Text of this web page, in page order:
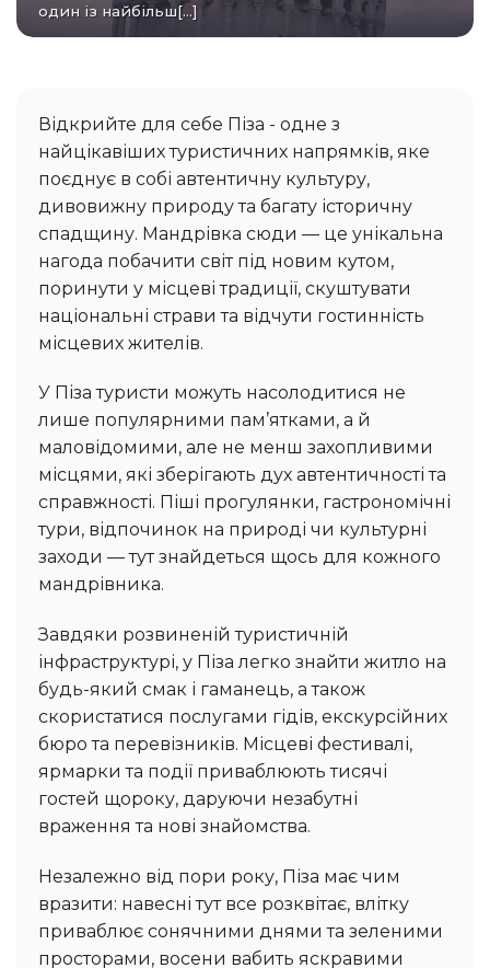
один із найбільш[...]
Відкрийте для себе Піза - одне з
найцікавіших туристичних напрямків, яке
поєднує в собі автентичну культуру,
дивовижну природу та багату історичну
спадщину. Мандрівка сюди — це унікальна
нагода побачити світ під новим кутом,
поринути у місцеві традиції, скуштувати
національні страви та відчути гостинність
місцевих жителів.
У Піза туристи можуть насолодитися не
лише популярними пам’ятками, а й
маловідомими, але не менш захопливими
місцями, які зберігають дух автентичності та
справжності. Піші прогулянки, гастрономічні
тури, відпочинок на природі чи культурні
заходи — тут знайдеться щось для кожного
мандрівника.
Завдяки розвиненій туристичній
інфраструктурі, у Піза легко знайти житло на
будь-який смак і гаманець, а також
скористатися послугами гідів, екскурсійних
бюро та перевізників. Місцеві фестивалі,
ярмарки та події приваблюють тисячі
гостей щороку, даруючи незабутні
враження та нові знайомства.
Незалежно від пори року, Піза має чим
вразити: навесні тут все розквітає, влітку
приваблює сонячними днями та зеленими
просторами, восени вабить яскравими